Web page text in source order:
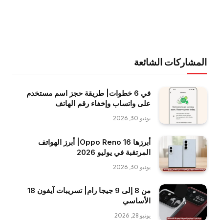
المشاركات الشائعة
في 6 خطوات| طريقة حجز اسم مستخدم
على واتساب وإخفاء رقم الهاتف
يونيو 30, 2026
أبرزها Oppo Reno 16| أبرز الهواتف
المرتقبة في يوليو 2026
يونيو 30, 2026
من 8 إلى 9 جيجا رام| تسريبات آيفون 18
الأساسي
يونيو 28, 2026